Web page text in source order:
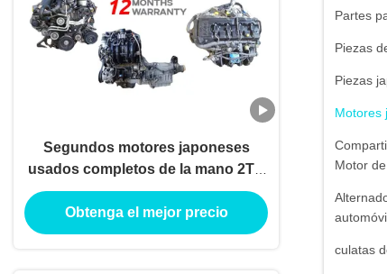
Partes
Piezas
Piezas
Motores
Motor
culatas
Segundos motores japoneses
usados completos de la mano 2TR
con la caja de cambios
Obtenga el mejor precio